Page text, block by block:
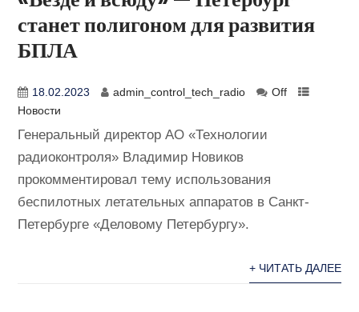
станет полигоном для развития
БПЛА
18.02.2023 admin_control_tech_radio
Off
Новости
Генеральный директор АО «Технологии
радиоконтроля» Владимир Новиков
прокомментировал тему использования
беспилотных летательных аппаратов в Санкт-
Петербурге «Деловому Петербургу».
+ ЧИТАТЬ ДАЛЕЕ